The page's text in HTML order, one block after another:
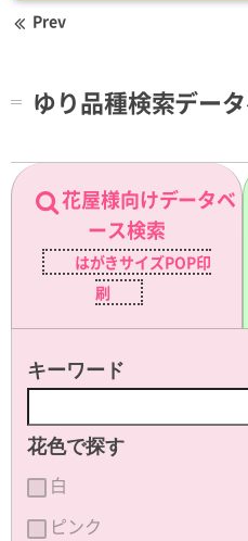
Prev
ゆり品種検索デー
花屋様向けデータベ
ース検索
はがきサイズPOP印
刷
キーワード
花色で探す
白
ピンク